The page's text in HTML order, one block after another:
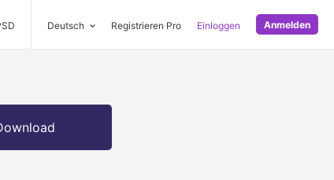
Deutsch Registrieren Pro Einloggen Anmelden